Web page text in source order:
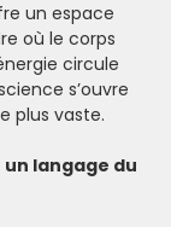
un espace
où le corps
circule
s’ouvre
plus vaste.
langage du